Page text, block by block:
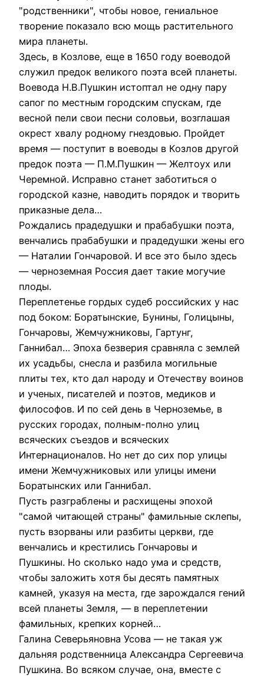
"родственники", чтобы новое, гениальное
творение показало всю мощь растительного
мира планеты.
Здесь, в Козлове, еще в 1650 году воеводой
служил предок великого поэта всей планеты.
Воевода Н.В.Пушкин истоптал не одну пару
сапог по местным городским спускам, где
весной пели свои песни соловьи, возглашая
окрест хвалу родному гнездовью. Пройдет
время — поступит в воеводы в Козлов другой
предок поэта — П.М.Пушкин — Желтоух или
Черемной. Исправно станет заботиться о
городской казне, наводить порядок и творить
приказные дела…
Рождались прадедушки и прабабушки поэта,
венчались прабабушки и прадедушки жены его
— Наталии Гончаровой. И все это было здесь
— черноземная Россия дает такие могучие
плоды.
Переплетенье гордых судеб российских у нас
под боком: Боратынские, Бунины, Голицыны,
Гончаровы, Жемчужниковы, Гартунг,
Ганнибал… Эпоха безверия сравняла с землей
их усадьбы, снесла и разбила могильные
плиты тех, кто дал народу и Отечеству воинов
и ученых, писателей и поэтов, медиков и
философов. И по сей день в Черноземье, в
русских городах, полным-полно улиц
всяческих съездов и всяческих
Интернационалов. Но нет до сих пор улицы
имени Жемчужниковых или улицы имени
Боратынских или Ганнибал.
Пусть разграблены и расхищены эпохой
"самой читающей страны" фамильные склепы,
пусть взорваны или разбиты церкви, где
венчались и крестились Гончаровы и
Пушкины. Но сколько надо ума и средств,
чтобы заложить хотя бы десять памятных
камней, указуя на места, где зарождался гений
всей планеты Земля, — в переплетении
фамильных, крепких корней…
Галина Северьяновна Усова — не такая уж
дальняя родственница Александра Сергеевича
Пушкина. Во всяком случае, она, вместе с